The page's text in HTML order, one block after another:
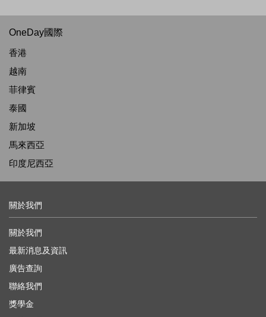
OneDay國際
香港
越南
菲律賓
泰國
新加坡
馬來西亞
印度尼西亞
關於我們
關於我們
最新消息及資訊
廣告查詢
聯絡我們
獎學金